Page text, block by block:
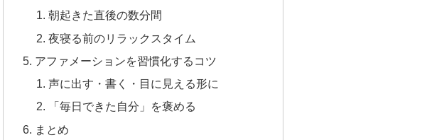
朝起きた直後の数分間
夜寝る前のリラックスタイム
アファメーションを習慣化するコツ
声に出す・書く・目に見える形に
「毎日できた自分」を褒める
まとめ